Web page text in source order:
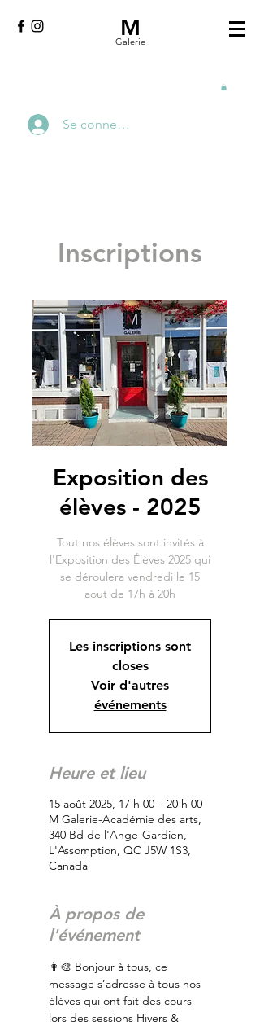
M
Galerie
Se connecter
Inscriptions
Exposition des
élèves - 2025
Tout nos élèves sont invités à
l'Exposition des Élèves 2025 qui
se déroulera vendredi le 15
aout de 17h à 20h
Les inscriptions sont
closes
Voir d'autres
événements
Heure et lieu
15 août 2025, 17 h 00 – 20 h 00
M Galerie-Académie des arts,
340 Bd de l'Ange-Gardien,
L'Assomption, QC J5W 1S3,
Canada
À propos de
l'événement
👩‍🎨 Bonjour à tous, ce
message s’adresse à tous nos
élèves qui ont fait des cours
lors des sessions Hivers &